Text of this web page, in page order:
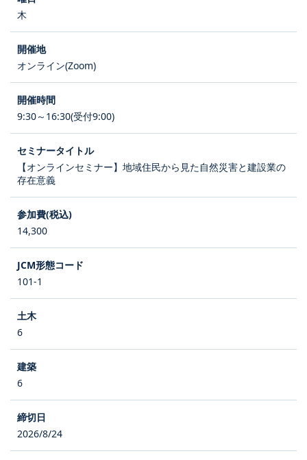
木
オンライン(Zoom)
9:30～16:30(受付9:00)
【オンラインセミナー】地域住民から見た自然災害と建設業の
存在意義
14,300
101-1
6
6
2026/8/24